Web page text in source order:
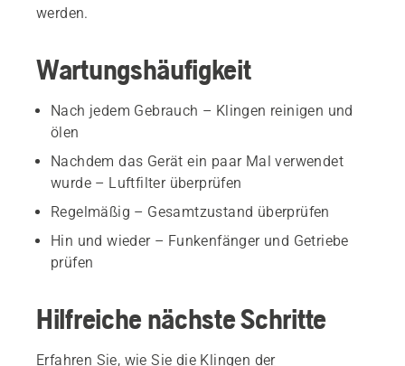
werden.
Wartungshäufigkeit
Nach jedem Gebrauch – Klingen reinigen und
ölen
Nachdem das Gerät ein paar Mal verwendet
wurde – Luftfilter überprüfen
Regelmäßig – Gesamtzustand überprüfen
Hin und wieder – Funkenfänger und Getriebe
prüfen
Hilfreiche nächste Schritte
Erfahren Sie, wie Sie die Klingen der